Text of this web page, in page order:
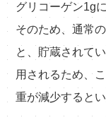
グリコーゲン1g
そのため、通常
と、貯蔵されて
用されるため、
重が減少すると